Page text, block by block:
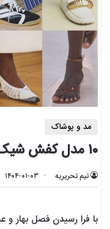
مد و پوشاک
۱۰ مدل کفش شیک بهاره
تیم تحریریه ۱۴۰۴-۰۱-۰۳
با فرا رسیدن فصل بهار